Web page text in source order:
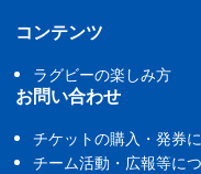
コンテンツ
ラグビーの楽しみ方
お問い合わせ
チケットの購入・発券
チーム活動・広報等に